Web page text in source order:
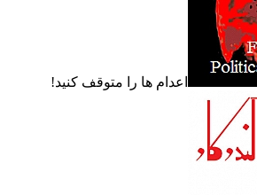
اعدام ها را متوقف کنيد!